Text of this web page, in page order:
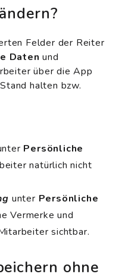
Felder der Reiter
Daten und
über die App
halten bzw.
Persönliche
natürlich nicht
unter Persönliche
Vermerke und
sichtbar.
ohne